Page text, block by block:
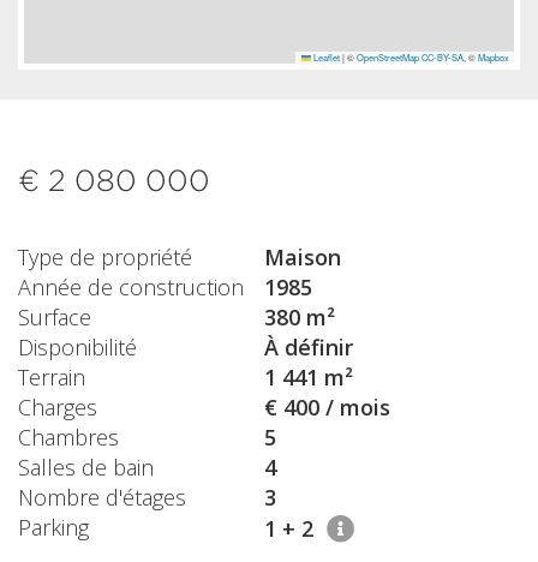
Leaflet |©OpenStreetMap CC-BY-SA, ©Mapbox
€ 2 080 000
Type de propriété
Maison
Année de construction
1985
Surface
380 m²
Disponibilité
À définir
Terrain
1 441 m²
Charges
€ 400 / mois
Chambres
5
Salles de bain
4
Nombre d'étages
3
Parking
1 + 2